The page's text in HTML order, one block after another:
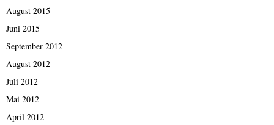
August 2015
Juni 2015
September 2012
August 2012
Juli 2012
Mai 2012
April 2012